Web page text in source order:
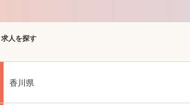
求人を探す
香川県